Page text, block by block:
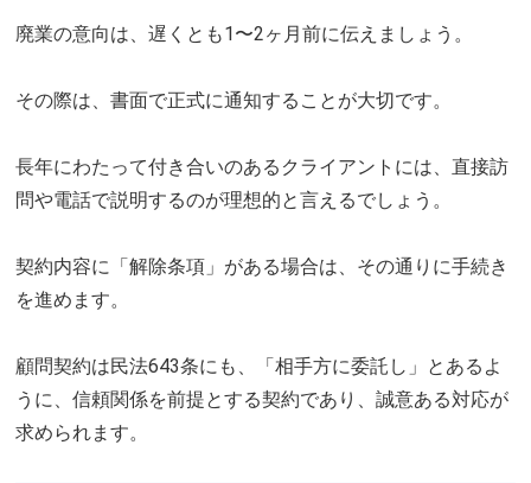
廃業の意向は、遅くとも1〜2ヶ月前に伝えましょう。
その際は、書面で正式に通知することが大切です。
長年にわたって付き合いのあるクライアントには、直接訪
問や電話で説明するのが理想的と言えるでしょう。
契約内容に「解除条項」がある場合は、その通りに手続き
を進めます。
顧問契約は民法643条にも、「相手方に委託し」とあるよ
うに、信頼関係を前提とする契約であり、誠意ある対応が
求められます。